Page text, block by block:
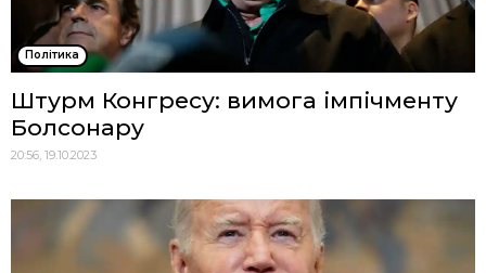
Політика
Штурм Конгресу: вимога імпічменту
Болсонару
20:56, 19.10.2023